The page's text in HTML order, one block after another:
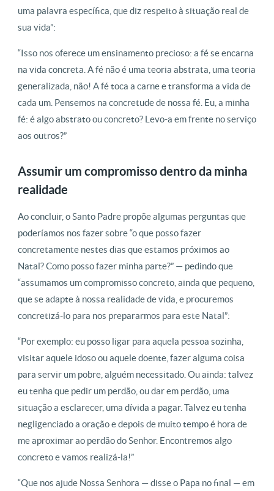
uma palavra específica, que diz respeito à situação real de
sua vida”:
“Isso nos oferece um ensinamento precioso: a fé se encarna
na vida concreta. A fé não é uma teoria abstrata, uma teoria
generalizada, não! A fé toca a carne e transforma a vida de
cada um. Pensemos na concretude de nossa fé. Eu, a minha
fé: é algo abstrato ou concreto? Levo-a em frente no serviço
aos outros?”
Assumir um compromisso dentro da minha
realidade
Ao concluir, o Santo Padre propõe algumas perguntas que
poderíamos nos fazer sobre “o que posso fazer
concretamente nestes dias que estamos próximos ao
Natal? Como posso fazer minha parte?” — pedindo que
“assumamos um compromisso concreto, ainda que pequeno,
que se adapte à nossa realidade de vida, e procuremos
concretizá-lo para nos prepararmos para este Natal”:
“Por exemplo: eu posso ligar para aquela pessoa sozinha,
visitar aquele idoso ou aquele doente, fazer alguma coisa
para servir um pobre, alguém necessitado. Ou ainda: talvez
eu tenha que pedir um perdão, ou dar em perdão, uma
situação a esclarecer, uma dívida a pagar. Talvez eu tenha
negligenciado a oração e depois de muito tempo é hora de
me aproximar ao perdão do Senhor. Encontremos algo
concreto e vamos realizá-la!”
“Que nos ajude Nossa Senhora — disse o Papa no final — em